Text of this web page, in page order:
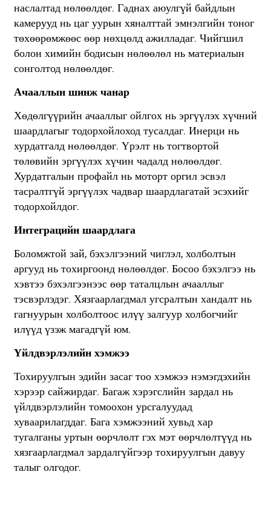
наслалтад нөлөөлдөг. Гаднах аюулгүй байдлын
камерууд нь цаг уурын хяналттай эмнэлгийн тоног
төхөөрөмжөөс өөр нөхцөлд ажилладаг. Чийгшил
болон химийн бодисын нөлөөлөл нь материалын
сонголтод нөлөөлдөг.
Ачааллын шинж чанар
Хөдөлгүүрийн ачааллыг ойлгох нь эргүүлэх хүчний
шаардлагыг тодорхойлоход тусалдаг. Инерци нь
хурдатгалд нөлөөлдөг. Үрэлт нь тогтвортой
төлөвийн эргүүлэх хүчин чадалд нөлөөлдөг.
Хурдатгалын профайл нь моторт оргил эсвэл
тасралтгүй эргүүлэх чадвар шаардлагатай эсэхийг
тодорхойлдог.
Интеграцийн шаардлага
Боломжтой зай, бэхэлгээний чиглэл, холболтын
аргууд нь тохиргоонд нөлөөлдөг. Босоо бэхэлгээ нь
хэвтээ бэхэлгээнээс өөр таталцлын ачааллыг
тэсвэрлэдэг. Хязгаарлагдмал угсралтын хандалт нь
гагнуурын холболтоос илүү залгуур холбогчийг
илүүд үзэж магадгүй юм.
Үйлдвэрлэлийн хэмжээ
Тохируулгын эдийн засаг тоо хэмжээ нэмэгдэхийн
хэрээр сайжирдаг. Багаж хэрэгслийн зардал нь
үйлдвэрлэлийн томоохон урсгалуудад
хуваарилагддаг. Бага хэмжээний хувьд хар
тугалганы уртын өөрчлөлт гэх мэт өөрчлөлтүүд нь
хязгаарлагдмал зардалгүйгээр тохируулгын давуу
талыг олгодог.